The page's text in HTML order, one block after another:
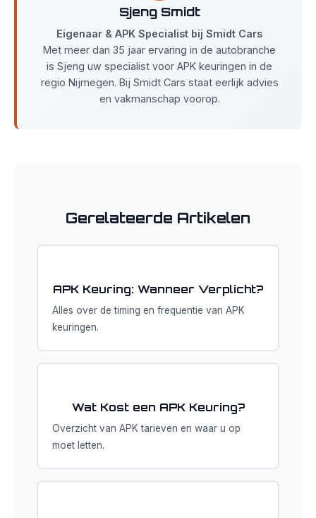
Sjeng Smidt
Eigenaar & APK Specialist bij Smidt Cars
Met meer dan 35 jaar ervaring in de autobranche
is Sjeng uw specialist voor APK keuringen in de
regio Nijmegen. Bij Smidt Cars staat eerlijk advies
en vakmanschap voorop.
Gerelateerde Artikelen
APK Keuring: Wanneer Verplicht?
Alles over de timing en frequentie van APK
keuringen.
Wat Kost een APK Keuring?
Overzicht van APK tarieven en waar u op
moet letten.